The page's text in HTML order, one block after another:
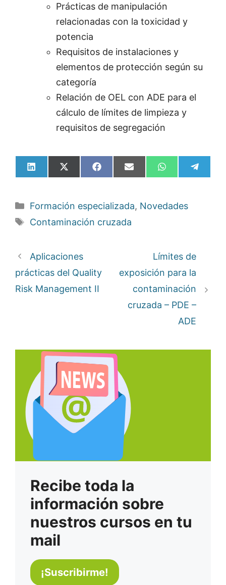
Prácticas de manipulación
relacionadas con la toxicidad y
potencia
Requisitos de instalaciones y
elementos de protección según su
categoría
Relación de OEL con ADE para el
cálculo de límites de limpieza y
requisitos de segregación
Compartir
en
Compartir
en
Compartir
en
Compartir
en
Compartir
en
en
Categorías
Formación especializada, Novedades
Etiquetas
Contaminación cruzada
Aplicaciones
prácticas del Quality
Risk Management II
Límites de
exposición para la
contaminación
cruzada – PDE –
ADE
Recibe toda la
información sobre
nuestros cursos en tu
mail